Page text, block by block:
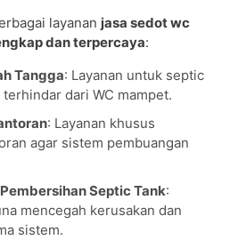
layanan jasa sedot wc
dan terpercaya:
Tangga: Layanan untuk septic
dari WC mampet.
: Layanan khusus
agar sistem pembuangan
Septic Tank:
mencegah kerusakan dan
sistem.